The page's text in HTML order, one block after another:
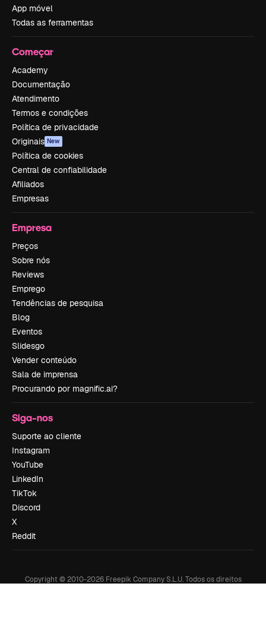
App móvel
Todas as ferramentas
Começar
Academy
Documentação
Atendimento
Termos e condições
Política de privacidade
Originais New
Política de cookies
Central de confiabilidade
Afiliados
Empresas
Empresa
Preços
Sobre nós
Reviews
Emprego
Tendências de pesquisa
Blog
Eventos
Slidesgo
Vender conteúdo
Sala de imprensa
Procurando por magnific.ai?
Siga-nos
Suporte ao cliente
Instagram
YouTube
LinkedIn
TikTok
Discord
X
Reddit
Copyright © 2010-2026Freepik Company S.L.U. Todos os direitos